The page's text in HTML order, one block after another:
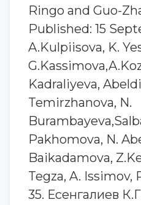
Ringo and Guo-
Published: 15
A.Kulpiisova, K.
Kadraliyeva,
Temirzhanova, N.
Pakhomova, N.
Baikadamova,
Tegza, A.
35. Есенгалиев